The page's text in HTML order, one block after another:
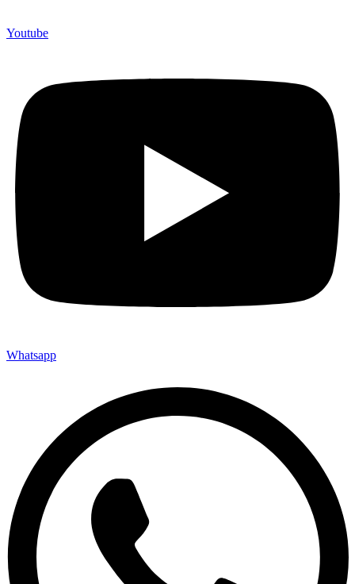
Youtube
Whatsapp